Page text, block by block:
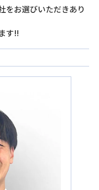
をお選びいただきあり
す‼︎